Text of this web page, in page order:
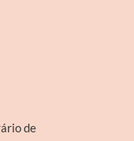
de